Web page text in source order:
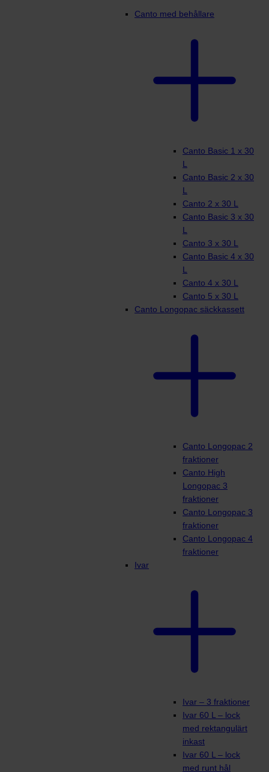
Canto med behållare
Canto Basic 1 x 30
L
Canto Basic 2 x 30
L
Canto 2 x 30 L
Canto Basic 3 x 30
L
Canto 3 x 30 L
Canto Basic 4 x 30
L
Canto 4 x 30 L
Canto 5 x 30 L
Canto Longopac säckkassett
Canto Longopac 2
fraktioner
Canto High
Longopac 3
fraktioner
Canto Longopac 3
fraktioner
Canto Longopac 4
fraktioner
Ivar
Ivar – 3 fraktioner
Ivar 60 L – lock
med rektangulärt
inkast
Ivar 60 L – lock
med runt hål